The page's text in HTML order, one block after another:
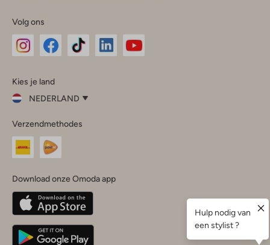
Volg ons
InstagramFacebook
Kies je land
NEDERLAND
je
land
Nederland
Belgique(Français)
Deutschland
Verzendmethodes
Download onze Omoda app